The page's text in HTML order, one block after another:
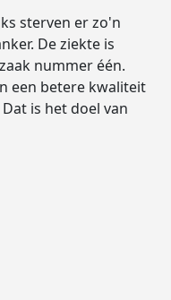
sterven er zo'n
De ziekte is
nummer één.
een betere kwaliteit
is het doel van